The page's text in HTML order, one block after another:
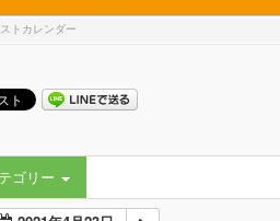
トカレンダー
ゴリー